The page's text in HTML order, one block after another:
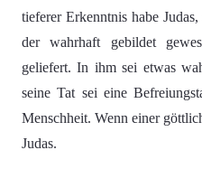
tieferer Erkenntnis habe
der wahrhaft gebildet
geliefert. In ihm sei etwas
seine Tat sei eine
Menschheit. Wenn einer
Judas.